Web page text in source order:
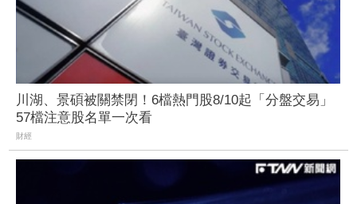
川湖、景碩被關禁閉！6檔熱門股8/10起「分盤交易」
57檔注意股名單一次看
財經